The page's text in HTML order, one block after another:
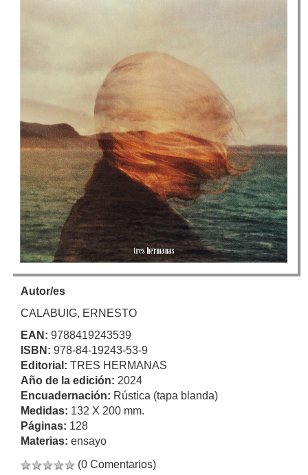
Autor/es
CALABUIG, ERNESTO
EAN: 9788419243539
ISBN: 978-84-19243-53-9
Editorial: TRES HERMANAS
Año de la edición: 2024
Encuadernación: Rústica (tapa blanda)
Medidas: 132 X 200 mm.
Páginas: 128
Materias: ensayo
(0 Comentarios)